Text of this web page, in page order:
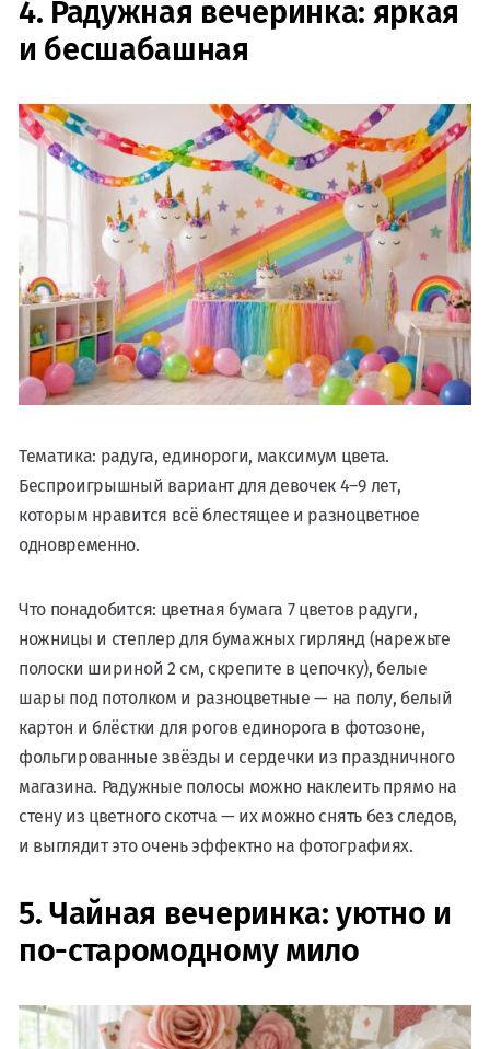
4. Радужная вечеринка: яркая
и бесшабашная
Тематика: радуга, единороги, максимум цвета.
Беспроигрышный вариант для девочек 4–9 лет,
которым нравится всё блестящее и разноцветное
одновременно.
Что понадобится: цветная бумага 7 цветов радуги,
ножницы и степлер для бумажных гирлянд (нарежьте
полоски шириной 2 см, скрепите в цепочку), белые
шары под потолком и разноцветные — на полу, белый
картон и блёстки для рогов единорога в фотозоне,
фольгированные звёзды и сердечки из праздничного
магазина. Радужные полосы можно наклеить прямо на
стену из цветного скотча — их можно снять без следов,
и выглядит это очень эффектно на фотографиях.
5. Чайная вечеринка: уютно и
по-старомодному мило